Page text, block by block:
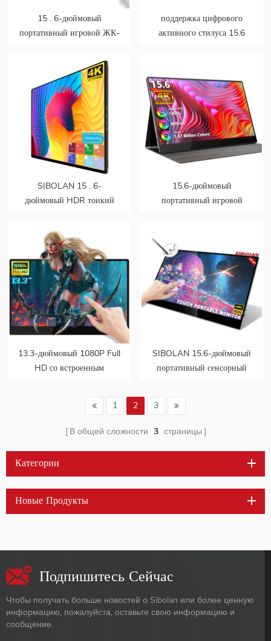
15 . 6-дюймовый
портативный игровой ЖК-
разрешением 4K
поддержка цифрового
активного стилуса 15.6
портативный монитор с
сенсорным экраном
SIBOLAN 15 . 6-
дюймовый HDR тонкий
экран 4K двойной монитор
15.6-дюймовый
портативный игровой
13.3-дюймовый 1080P Full
HD со встроенным
сенсорный портативный
экран монитора
SIBOLAN 15.6-дюймовый
портативный сенсорный
1 2 3
В общей сложности 3 страницы
Категории
Новые Продукты
Подпишитесь Сейчас
Чтобы получать больше новостей о Sibolan или более ценную
информацию, пожалуйста, оставьте свою информацию и
сообщение.